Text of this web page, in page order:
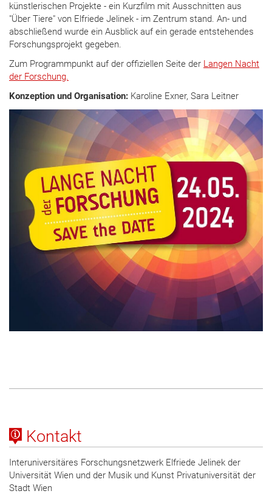
künstlerischen Projekte - ein Kurzfilm mit Ausschnitten aus
"Über Tiere" von Elfriede Jelinek - im Zentrum stand. An- und
abschließend wurde ein Ausblick auf ein gerade entstehendes
Forschungsprojekt gegeben.
Zum Programmpunkt auf der offiziellen Seite der Langen Nacht
der Forschung.
Konzeption und Organisation: Karoline Exner, Sara Leitner
Kontakt
Interuniversitäres Forschungsnetzwerk Elfriede Jelinek der
Universität Wien und der Musik und Kunst Privatuniversität der
Stadt Wien